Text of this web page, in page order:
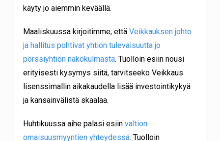
käyty jo aiemmin keväällä.
Maaliskuussa kirjoitimme, että Veikkauksen johto
ja hallitus pohtivat yhtiön tulevaisuutta jo
pörssiyhtiön näkökulmasta. Tuolloin esiin nousi
erityisesti kysymys siitä, tarvitseeko Veikkaus
lisenssimallin aikakaudella lisää investointikykyä
ja kansainvälistä skaalaa.
Huhtikuussa aihe palasi esiin valtion
omaisuusmyyntien yhteydessä. Tuolloin